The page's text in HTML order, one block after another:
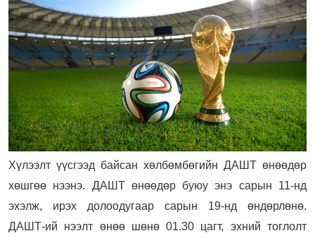
Хүлээлт үүсгээд байсан хөлбөмбөгийн ДАШТ өнөөдөр
хөшгөө нээнэ. ДАШТ өнөөдөр буюу энэ сарын 11-нд
эхэлж, ирэх долоодугаар сарын 19-нд өндөрлөнө.
ДАШТ-ий нээлт өнөө шөнө 01.30 цагт, эхний тоглолт